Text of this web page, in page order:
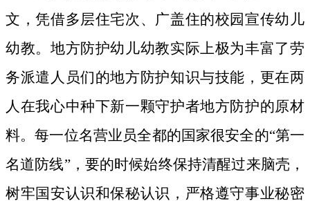
文，凭借多层住宅次、广盖住的校园宣传幼儿
幼教。地方防护幼儿幼教实际上极为丰富了劳
务派遣人员们的地方防护知识与技能，更在两
人在我心中种下新一颗守护者地方防护的原材
料。每一位名营业员全都的国家很安全的“第一
名道防线”，要的时候始终保持清醒过来脑壳，
树牢国安认识和保秘认识，严格遵守事业秘密